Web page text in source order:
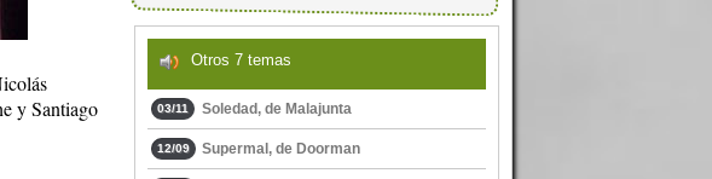
y Santiago
Otros 7 temas
03/11 Soledad, de Malajunta
12/09 Supermal, de Doorman